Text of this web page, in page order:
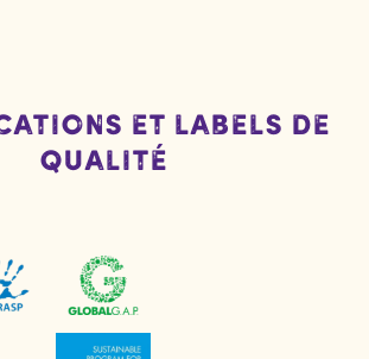
et labels de
qualité